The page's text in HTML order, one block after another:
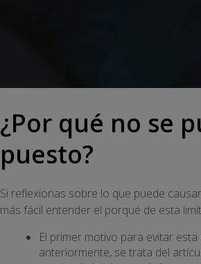
¿Por qué no se
puesto?
Si reflexionas sobre lo que puede
más fácil entender el porqué de esta
El primer motivo para evitar
anteriormente, se trata del